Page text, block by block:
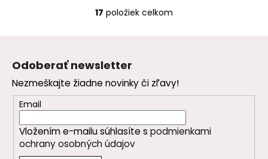
O
a
c
i
e
p
r
17 položiek celkom
Odoberať newsletter
Nezmeškajte žiadne novinky či zľavy!
Email
Vložením e-mailu súhlasíte s podmienkami
ochrany osobných údajov